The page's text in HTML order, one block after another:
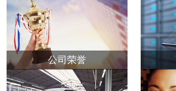
公司荣誉